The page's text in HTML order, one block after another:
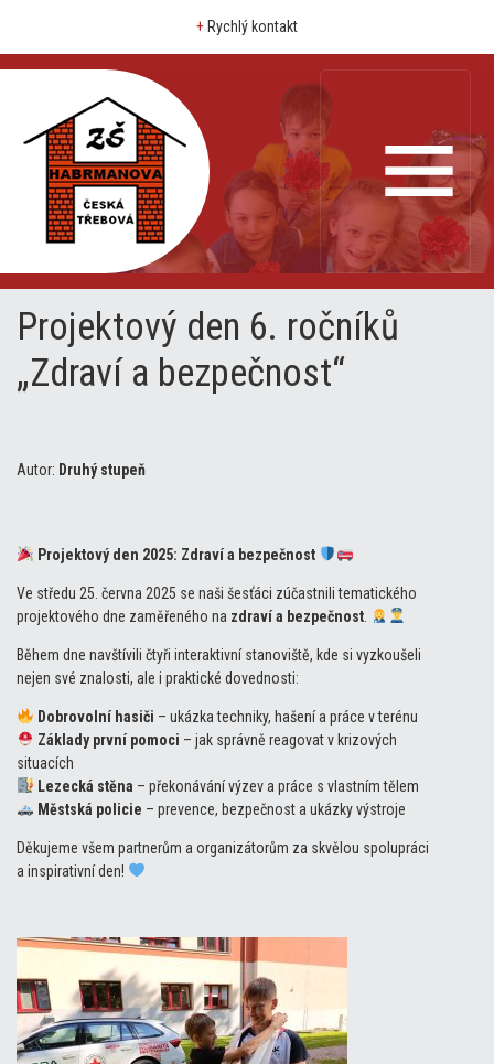
+ Rychlý kontakt
Projektový den 6. ročníků
„Zdraví a bezpečnost“
Autor: Druhý stupeň
Projektový den 2025: Zdraví a bezpečnost
Ve středu 25. června 2025 se naši šesťáci zúčastnili tematického
projektového dne zaměřeného na zdraví a bezpečnost
Během dne navštívili čtyři interaktivní stanoviště, kde si vyzkoušeli
nejen své znalosti, ale i praktické dovednosti:
Dobrovolní hasiči – ukázka techniky, hašení a práce v terénu
Základy první pomoci – jak správně reagovat v krizových
situacích
Lezecká stěna – překonávání výzev a práce s vlastním tělem
Městská policie – prevence, bezpečnost a ukázky výstroje
Děkujeme všem partnerům a organizátorům za skvělou spolupráci
a inspirativní den!